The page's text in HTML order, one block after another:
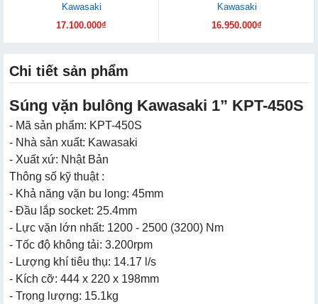
Kawasaki
17.100.000₫
Kawasaki
16.950.000₫
Chi tiết sản phẩm
Súng vặn bulông Kawasaki 1” KPT-450S
- Mã sản phẩm: KPT-450S
- Nhà sản xuất: Kawasaki
- Xuất xứ: Nhật Bản
Thông số kỹ thuật :
- Khả năng vặn bu long: 45mm
- Đầu lắp socket: 25.4mm
- Lực vặn lớn nhất: 1200 - 2500 (3200) Nm
- Tốc độ không tải: 3.200rpm
- Lượng khí tiêu thụ: 14.17 l/s
- Kích cỡ: 444 x 220 x 198mm
- Trọng lượng: 15.1kg